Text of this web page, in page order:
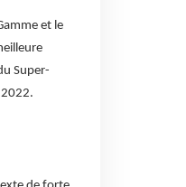
et le
Super-